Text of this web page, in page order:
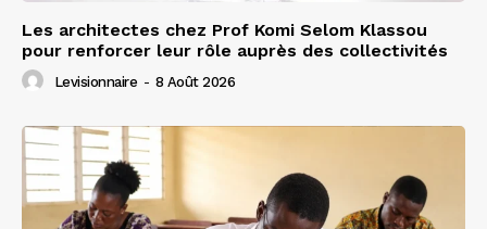
Les architectes chez Prof Komi Selom Klassou
pour renforcer leur rôle auprès des collectivités
Levisionnaire - 8 Août 2026